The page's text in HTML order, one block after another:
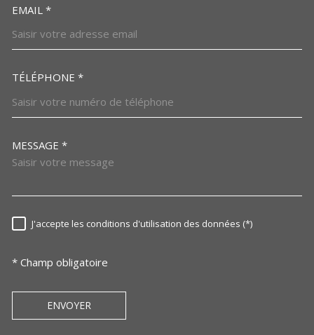
EMAIL *
TÉLÉPHONE *
MESSAGE *
RÈGLEMENTATION
J'accepte les conditions d'utilisation des données (*)
* Champ obligatoire
ENVOYER